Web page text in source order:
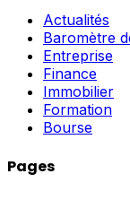
Actualités
Baromètre
Entreprise
Finance
Immobilier
Formation
Bourse
Pages